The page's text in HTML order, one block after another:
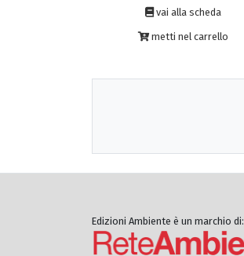
vai alla scheda
metti nel carrello
Edizioni Ambiente è un marchio di: